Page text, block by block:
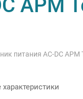
APM
питания AC-DC APM